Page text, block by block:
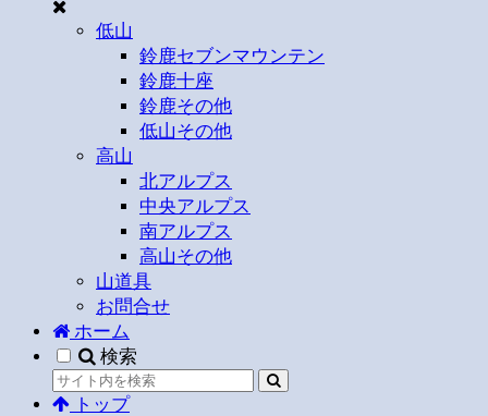
低山
鈴鹿セブンマウンテン
鈴鹿十座
鈴鹿その他
低山その他
高山
北アルプス
中央アルプス
南アルプス
高山その他
山道具
お問合せ
ホーム
検索
トップ